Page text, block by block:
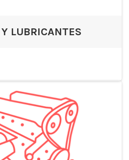
LUBRICANTES